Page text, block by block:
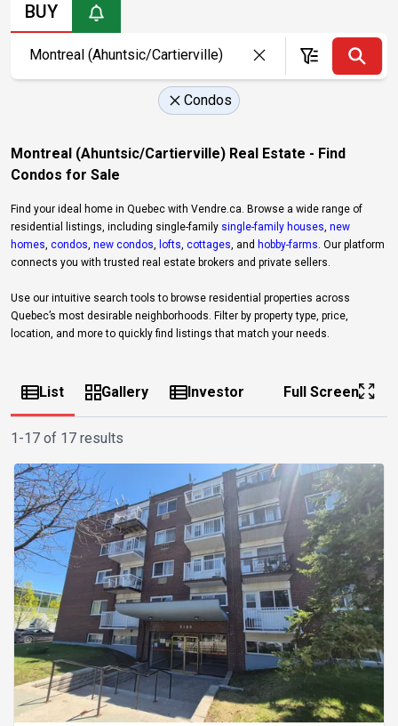
BUY
Condos
Montreal (Ahuntsic/Cartierville) Real Estate - Find
Condos for Sale
Find your ideal home in Quebec with Vendre.ca. Browse a wide range of
residential listings, including single-family single-family houses new
homes condos new condos lofts cottages , and hobby-farms . Our platform
connects you with trusted real estate brokers and private sellers.
Use our intuitive search tools to browse residential properties across
Quebec’s most desirable neighborhoods. Filter by property type, price,
location, and more to quickly find listings that match your needs.
List Gallery Investor Full Screen
1-17 of 17 results